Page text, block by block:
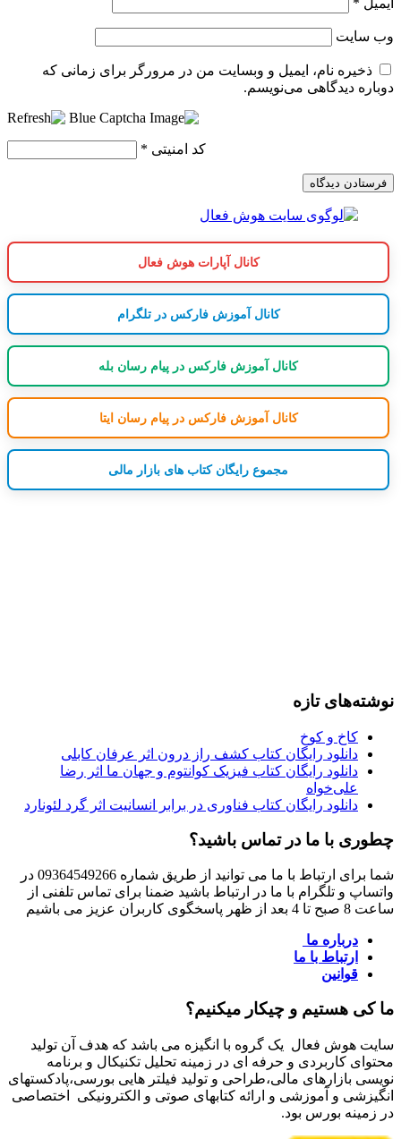
ایمیل *
وب‌ سایت
ذخیره نام، ایمیل و وبسایت من در مرورگر برای زمانی که
دوباره دیدگاهی می‌نویسم.
کد امنیتی *
کانال آپارات هوش فعال
کانال آموزش فارکس در تلگرام
کانال آموزش فارکس در پیام رسان بله
کانال آموزش فارکس در پیام رسان ایتا
مجموع رایگان کتاب های بازار مالی
نوشته‌های تازه
کاخ و کوخ
دانلود رایگان کتاب کشف راز درون اثر عرفان کابلی
دانلود رایگان کتاب فیزیک کوانتوم و جهان ما اثر رضا
علی‌خواه
دانلود رایگان کتاب فناوری در برابر انسانیت اثر گرد لئونارد
چطوری با ما در تماس باشید؟
شما برای ارتباط با ما می توانید از طریق شماره 09364549266 در
واتساپ و تلگرام با ما در ارتباط باشید ضمنا برای تماس تلفنی از
ساعت 8 صبح تا 4 بعد از ظهر پاسخگوی کاربران عزیز می باشیم
درباره ما
ارتباط با ما
قوانین
ما کی هستیم و چیکار میکنیم؟
سایت هوش فعال یک گروه با انگیزه می باشد که هدف آن تولید
محتوای کاربردی و حرفه ای در زمینه تحلیل تکنیکال و برنامه
نویسی بازارهای مالی،طراحی و تولید فیلتر هایی بورسی،پادکستهای
انگیزشی و آموزشی و ارائه کتابهای صوتی و الکترونیکی اختصاصی
در زمینه بورس بود.